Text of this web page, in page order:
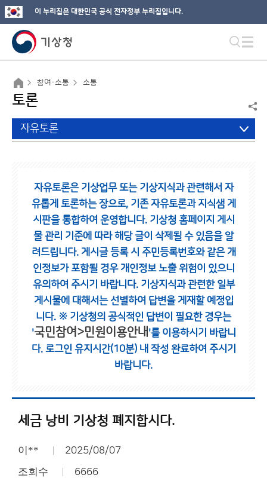
이 누리집은 대한민국 공식 전자정부 누리집입니다.
참여·소통 소통
토론
자유토론
자유토론은 기상업무 또는 기상지식과 관련해서 자
유롭게 토론하는 장으로, 기존 자유토론과 지식샘 게
시판을 통합하여 운영합니다. 기상청 홈페이지 게시
물 관리 기준에 따라 해당 글이 삭제될 수 있음을 알
려드립니다. 게시글 등록 시 주민등록번호와 같은 개
인정보가 포함될 경우 개인정보 노출 위험이 있으니
유의하여 주시기 바랍니다. 기상지식과 관련한 일부
게시물에 대해서는 선별하여 답변을 게재할 예정입
니다. ※ 기상청의 공식적인 답변이 필요한 경우는
'국민참여>민원이용안내 '를 이용하시기 바랍니
다. 로그인 유지시간(10분) 내 작성 완료하여 주시기
바랍니다.
세금 낭비 기상청 폐지합시다.
이** 2025/08/07
조회수 6666